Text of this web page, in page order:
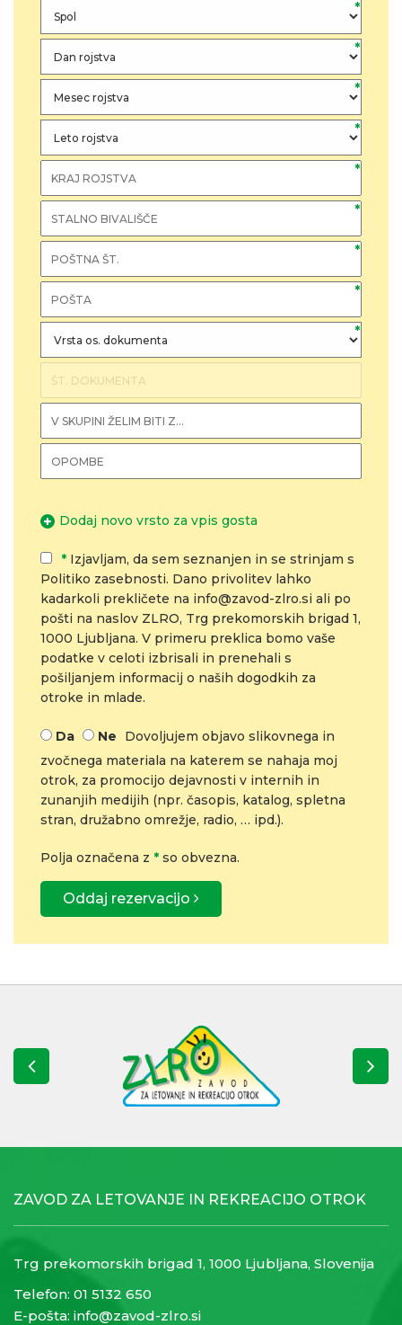
*
*
*
*
*
*
*
*
*
Dodaj novo vrsto za vpis gosta
* Izjavljam, da sem seznanjen in se strinjam s
Politiko zasebnosti. Dano privolitev lahko
kadarkoli prekličete na info@zavod-zlro.si ali po
pošti na naslov ZLRO, Trg prekomorskih brigad 1,
1000 Ljubljana. V primeru preklica bomo vaše
podatke v celoti izbrisali in prenehali s
pošiljanjem informacij o naših dogodkih za
otroke in mlade.
Da Ne
Dovoljujem objavo slikovnega in
zvočnega materiala na katerem se nahaja moj
otrok, za promocijo dejavnosti v internih in
zunanjih medijih (npr. časopis, katalog, spletna
stran, družabno omrežje, radio, … ipd.).
Polja označena z * so obvezna.
Oddaj rezervacijo
ZAVOD ZA LETOVANJE IN REKREACIJO OTROK
Trg prekomorskih brigad 1, 1000 Ljubljana, Slovenija
Telefon: 01 5132 650
E-pošta: info@zavod-zlro.si